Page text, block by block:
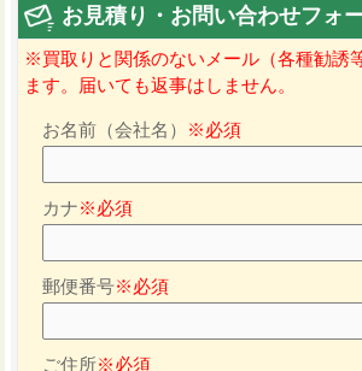
お見積り・お問い合わせフォ
※買取りと関係のないメール（各種勧誘
ます。届いても返事はしません。
お名前（会社名） ※必須
カナ※必須
郵便番号※必須
ご住所※必須